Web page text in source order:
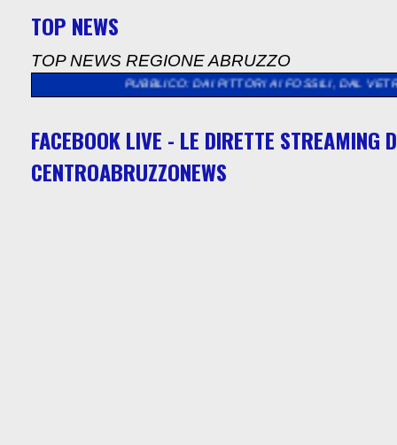
TOP NEWS
TOP NEWS REGIONE ABRUZZO
DAI PITTORI AI FOSSILI, DAL VETRO ALL’UNCINETTO, PER
FACEBOOK LIVE - LE DIRETTE STREAMING
CENTROABRUZZONEWS